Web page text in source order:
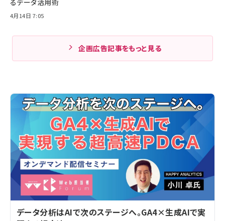
るデータ活用術
4月14日 7:05
企画広告記事をもっと見る
データ分析はAIで次のステージへ。GA4×生成AIで実